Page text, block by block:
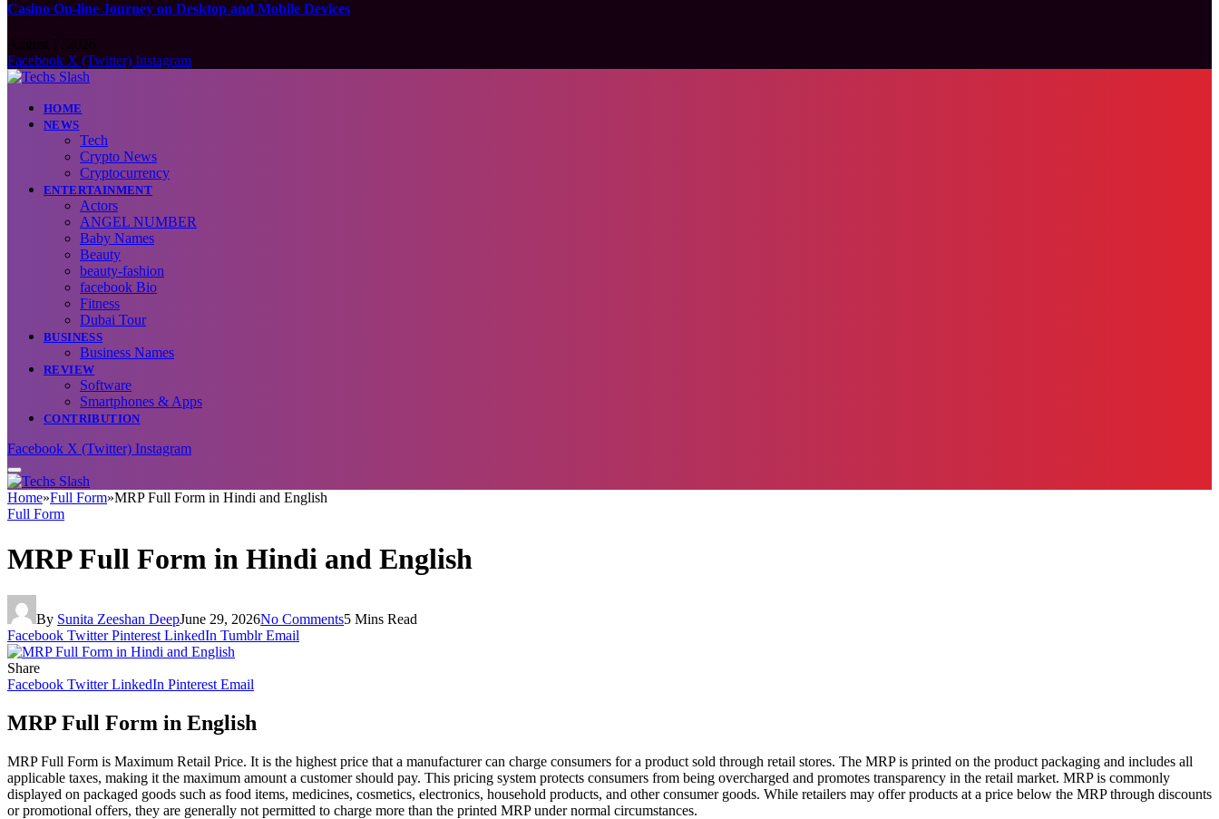
Casino On-line Journey on Desktop and Mobile Devices
Facebook X (Twitter) Instagram
HOME
NEWS
Tech
Crypto News
Cryptocurrency
ENTERTAINMENT
Actors
ANGEL NUMBER
Baby Names
Beauty
beauty-fashion
facebook Bio
Fitness
Dubai Tour
BUSINESS
Business Names
REVIEW
Software
Smartphones & Apps
CONTRIBUTION
Facebook X (Twitter) Instagram
Home»Full Form»MRP Full Form in Hindi and English
Full Form
MRP Full Form in Hindi and English
By Sunita Zeeshan DeepJune 29, 2026No Comments5 Mins Read
Facebook Twitter Pinterest LinkedIn Tumblr Email
Share
Facebook Twitter LinkedIn Pinterest Email
MRP Full Form in English
MRP Full Form is Maximum Retail Price. It is the highest price that a manufacturer can charge consumers for a product sold through retail stores. The MRP is printed on the product packaging and includes all
applicable taxes, making it the maximum amount a customer should pay. This pricing system protects consumers from being overcharged and promotes transparency in the retail market. MRP is commonly
displayed on packaged goods such as food items, medicines, cosmetics, electronics, household products, and other consumer goods. While retailers may offer products at a price below the MRP through discounts
or promotional offers, they are generally not permitted to charge more than the printed MRP under normal circumstances.